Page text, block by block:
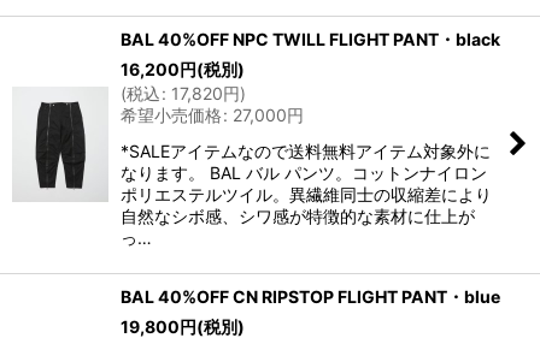
BAL 40%OFF NPC TWILL FLIGHT PANT・black
16,200円(税別)
(税込: 17,820円)
希望小売価格: 27,000円
*SALEアイテムなので送料無料アイテム対象外に
なります。 BAL バル パンツ。コットンナイロン
ポリエステルツイル。異繊維同士の収縮差により
自然なシボ感、シワ感が特徴的な素材に仕上が
っ…
BAL 40%OFF CN RIPSTOP FLIGHT PANT・blue
19,800円(税別)